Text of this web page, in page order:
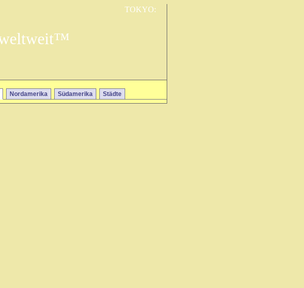
TOKYO:
weltweit™
Nordamerika Südamerika Städte